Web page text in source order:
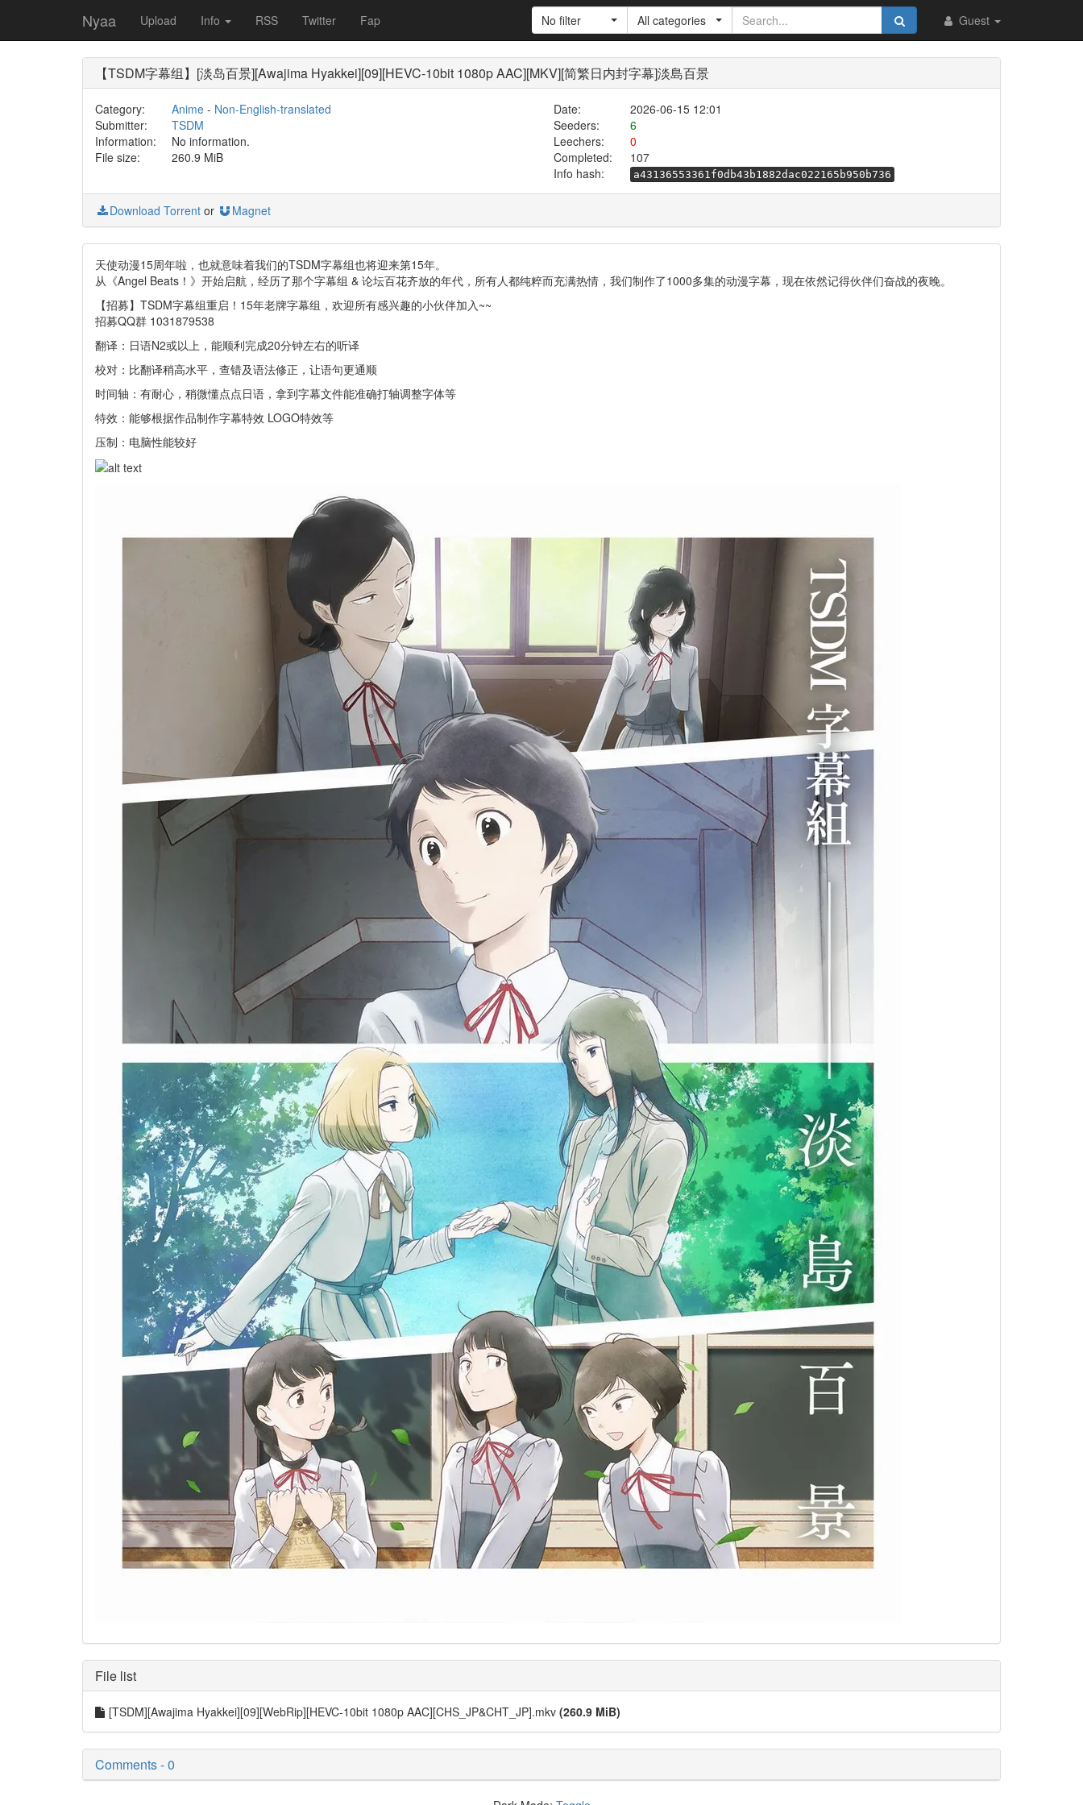
Nyaa Upload Info RSS Twitter Fap Guest
No filter All categories
【TSDM字幕组】[淡岛百景][Awajima Hyakkei][09][HEVC-10bit 1080p AAC][MKV][简繁日内封字幕]淡島百景
Category: Anime- Non-English-translated Date:
2026-06-15 12:01
Submitter:
TSDM Seeders:
6
Information:
No information. Leechers:
0
File size:
260.9 MiB Completed:
107
Info hash:
a43136553361f0db43b1882dac022165b950b736
Download Torrent or Magnet
天使动漫15周年啦，也就意味着我们的TSDM字幕组也将迎来第15年。
从《Angel Beats！》开始启航，经历了那个字幕组 & 论坛百花齐放的年代，所有人都纯粹而充满热情，我们制作了1000多集的动漫字幕，现在依然记得伙伴们奋战的夜晚。
【招募】TSDM字幕组重启！15年老牌字幕组，欢迎所有感兴趣的小伙伴加入~~
招募QQ群 1031879538
翻译：日语N2或以上，能顺利完成20分钟左右的听译
校对：比翻译稍高水平，查错及语法修正，让语句更通顺
时间轴：有耐心，稍微懂点点日语，拿到字幕文件能准确打轴调整字体等
特效：能够根据作品制作字幕特效 LOGO特效等
压制：电脑性能较好
File list
[TSDM][Awajima Hyakkei][09][WebRip][HEVC-10bit 1080p AAC][CHS_JP&CHT_JP].mkv (260.9 MiB)
Comments - 0